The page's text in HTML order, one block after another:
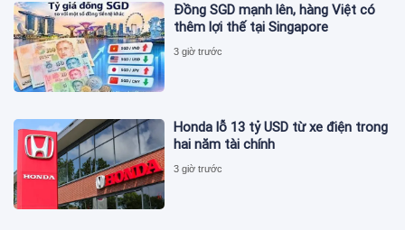
Đồng SGD mạnh lên, hàng Việt có
thêm lợi thế tại Singapore
3 giờ trước
Honda lỗ 13 tỷ USD từ xe điện trong
hai năm tài chính
3 giờ trước